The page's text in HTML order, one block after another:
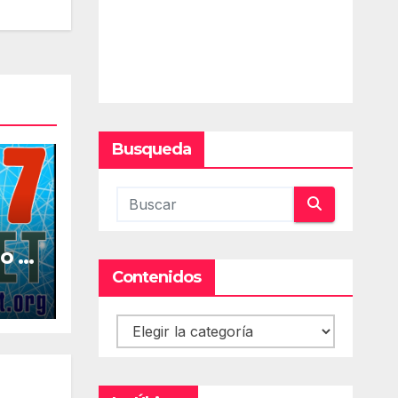
la
Busqueda
Contenidos
Contenidos